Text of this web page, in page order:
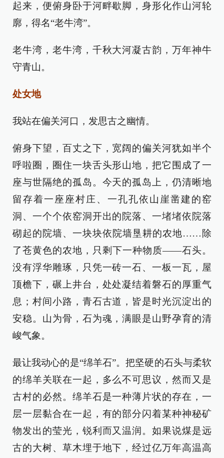
起来，便俯身卧于河畔歇脚，身形化作山河轮
廓，得名“老牛湾”。
老牛湾，老牛湾，千秋大河凝古韵，万年神牛
守青山。
处女地
我站在偏关河口，发思古之幽情。
俯身下望，百丈之下，宽阔的偏关河犹如半个
呼啦圈，圈住一块舌头形山地，把它围成了一
座与世隔绝的孤岛。今天的孤岛上，仍清晰地
留存着一座座村庄、一孔孔依山崖凿建的窑
洞、一个个依窑洞开出的院落、一堵堵依院落
砌起的院墙、一块块依院墙垦耕的农地……除
了苍黄色的农地，只剩下一种物质——石头。
没有浮华雕琢，只凭一砖一石、一板一瓦，屋
顶檐下，碾上井台，处处凝结着磐石的厚重气
息；村间小路，青石古道，皆是时光沉淀出的
安稳。山为骨，石为魂，满眼是山野孕育的清
峻气象。
最让我动心的是“绵羊石”。把坚硬的石头与柔软
的绵羊关联在一起，多么不可思议，然而又是
古村的必然。绵羊石是一种薄片状的存在，一
层一层黏合在一起，有的部分闪着某种神秘矿
物发出的莹光，锐利而又温润。如果说煤是远
古的大树、草木埋于地下，经过亿万年高温高